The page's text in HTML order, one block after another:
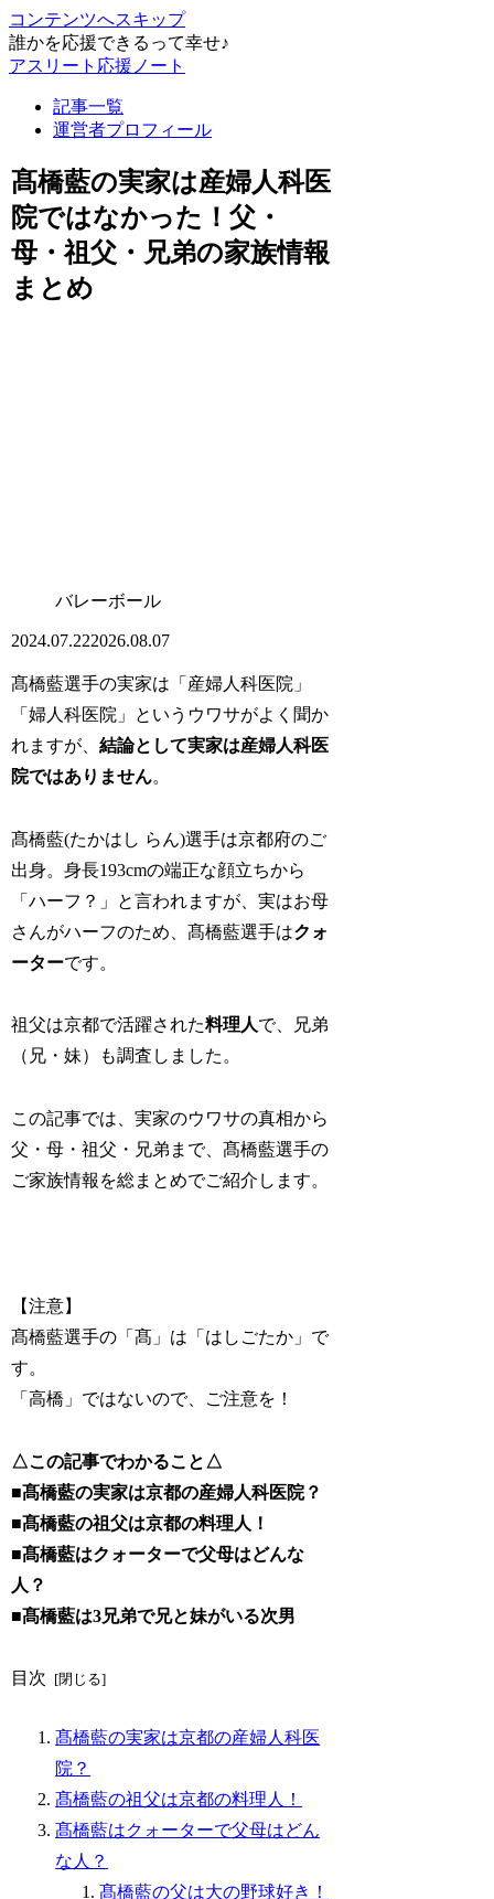
コンテンツへスキップ
誰かを応援できるって幸せ♪
アスリート応援ノート
記事一覧
運営者プロフィール
髙橋藍の実家は産婦人科医
院ではなかった！父・
母・祖父・兄弟の家族情報
まとめ
バレーボール
2024.07.222026.08.07
髙橋藍選手の実家は「産婦人科医院」
「婦人科医院」というウワサがよく聞か
れますが、結論として実家は産婦人科医
院ではありません。
髙橋藍(たかはし らん)選手は京都府のご
出身。身長193cmの端正な顔立ちから
「ハーフ？」と言われますが、実はお母
さんがハーフのため、髙橋藍選手はクォ
ーターです。
祖父は京都で活躍された料理人で、兄弟
（兄・妹）も調査しました。
この記事では、実家のウワサの真相から
父・母・祖父・兄弟まで、髙橋藍選手の
ご家族情報を総まとめでご紹介します。
【注意】
髙橋藍選手の「髙」は「はしごたか」で
す。
「高橋」ではないので、ご注意を！
△この記事でわかること△
■髙橋藍の実家は京都の産婦人科医院？
■髙橋藍の祖父は京都の料理人！
■髙橋藍はクォーターで父母はどんな
人？
■髙橋藍は3兄弟で兄と妹がいる次男
目次
髙橋藍の実家は京都の産婦人科医
院？
髙橋藍の祖父は京都の料理人！
髙橋藍はクォーターで父母はどん
な人？
髙橋藍の父は大の野球好き！